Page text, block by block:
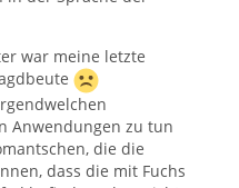
war meine letzte
Anwendungen zu tun
die die
dass die mit Fuchs